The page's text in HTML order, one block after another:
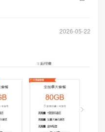
2026-05-22